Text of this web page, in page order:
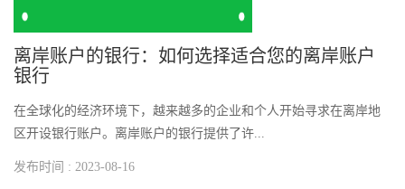
离岸账户的银行：如何选择适合您的离岸账户
银行
在全球化的经济环境下，越来越多的企业和个人开始寻求在离岸地
区开设银行账户。离岸账户的银行提供了许...
发布时间 : 2023-08-16